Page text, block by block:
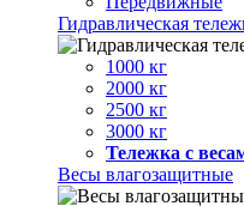
Гидравлическая
1000 кг
2000 кг
2500 кг
3000 кг
Тележка с
Весы влагозащитные